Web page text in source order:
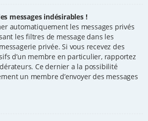
messages indésirables !
automatiquement les messages privés
les filtres de message dans les
privée. Si vous recevez des
d’un membre en particulier, rapportez
Ce dernier a la possibilité
un membre d’envoyer des messages